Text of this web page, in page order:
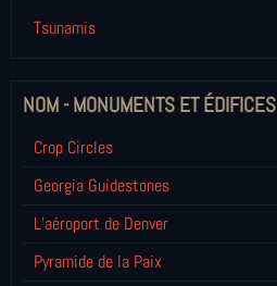
Tsunamis
NOM - MONUMENTS ET ÉDIFICES
Crop Circles
Georgia Guidestones
L’aéroport de Denver
Pyramide de la Paix